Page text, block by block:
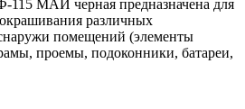
115 МАЙ черная предназначена для
различных
помещений (элементы
проемы, подоконники, батареи,